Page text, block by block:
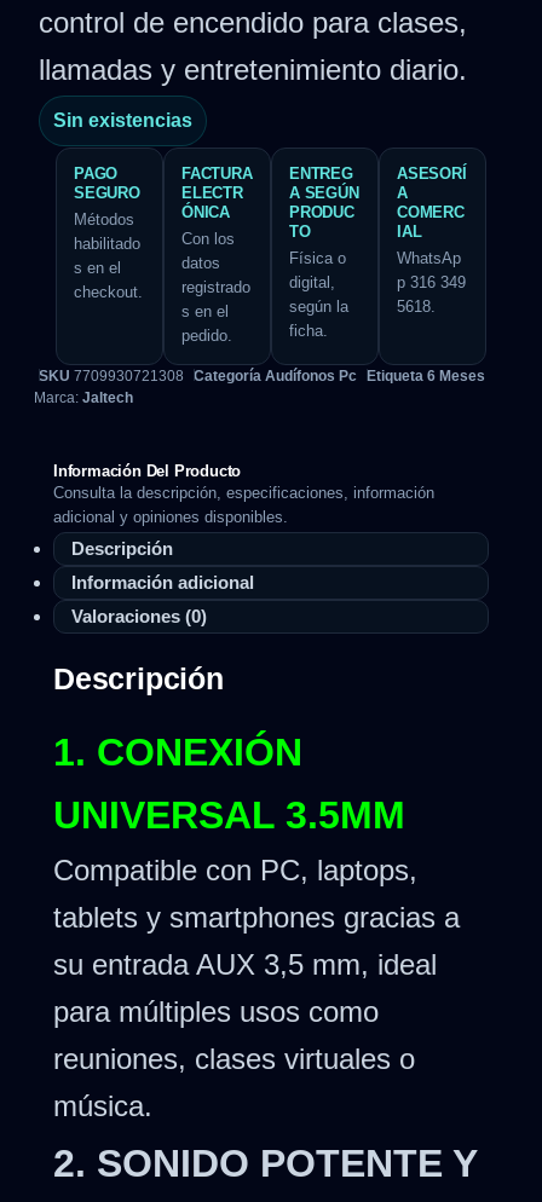
control de encendido para clases,
llamadas y entretenimiento diario.
Sin existencias
PAGO
SEGURO
Métodos
habilitado
s en el
checkout.
FACTURA
ELECTR
ÓNICA
Con los
datos
registrado
s en el
pedido.
ENTREG
A SEGÚN
PRODUC
TO
Física o
digital,
según la
ficha.
ASESORÍ
A
COMERC
IAL
WhatsAp
p 316 349
5618.
SKU 7709930721308 Categoría Audífonos Pc Etiqueta 6 Meses
Marca: Jaltech
Información Del Producto
Consulta la descripción, especificaciones, información
adicional y opiniones disponibles.
Descripción
Información adicional
Valoraciones (0)
Descripción
1. CONEXIÓN
UNIVERSAL 3.5MM
Compatible con PC, laptops,
tablets y smartphones gracias a
su entrada AUX 3,5 mm, ideal
para múltiples usos como
reuniones, clases virtuales o
música.
2. SONIDO POTENTE Y